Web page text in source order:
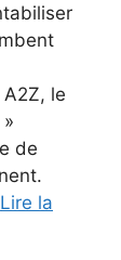
le
de
Lire la